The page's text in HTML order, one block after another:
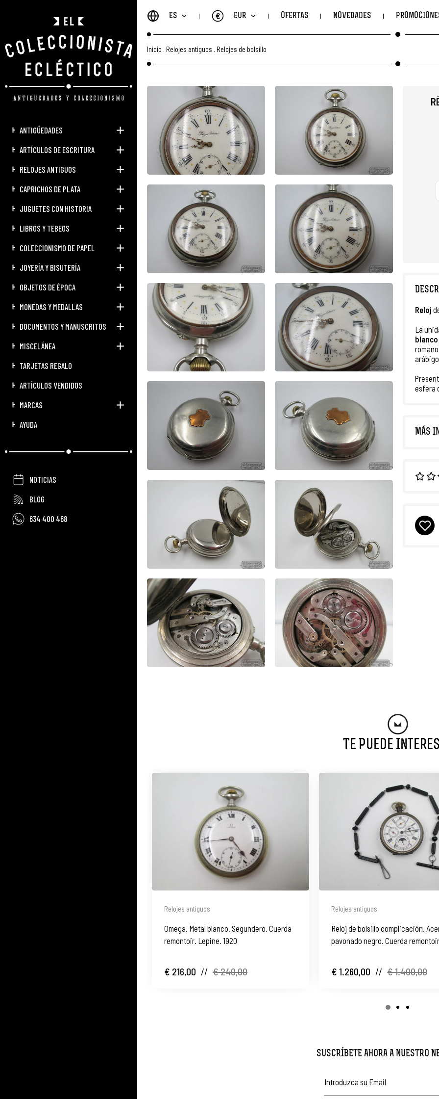
ANTIGÜEDADES
ARTÍCULOS DE ESCRITURA
RELOJES ANTIGUOS
CAPRICHOS DE PLATA
JUGUETES CON HISTORIA
LIBROS Y TEBEOS
COLECCIONISMO DE PAPEL
JOYERÍA Y BISUTERÍA
OBJETOS DE ÉPOCA
MONEDAS Y MEDALLAS
DOCUMENTOS Y MANUSCRITOS
MISCELÁNEA
TARJETAS REGALO
ARTÍCULOS VENDIDOS
MARCAS
AYUDA
NOTICIAS
BLOG
634 400 468
ES EUR
€ OFERTAS NOVEDADES
Inicio Relojes antiguos Relojes de bolsillo
Reloj
La
blanco
esfera
MÁS
Te Puede
Relojes antiguos
Omega. Metal blanco. Segundero. Cuerda
remontoir. Lepine. 1920
€ 216,00 // € 240,00
Relojes antiguos
Reloj de bolsillo complicación.
pavonado negro. Cuerda
€ 1.260,00 // € 1.400,00
SUSCRÍBETE AHORA A NUESTRO